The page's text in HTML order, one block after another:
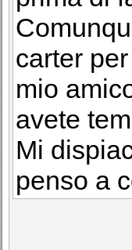
carter
mio
avete
Mi
penso a